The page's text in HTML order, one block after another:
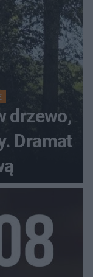
drzewo,
Dramat